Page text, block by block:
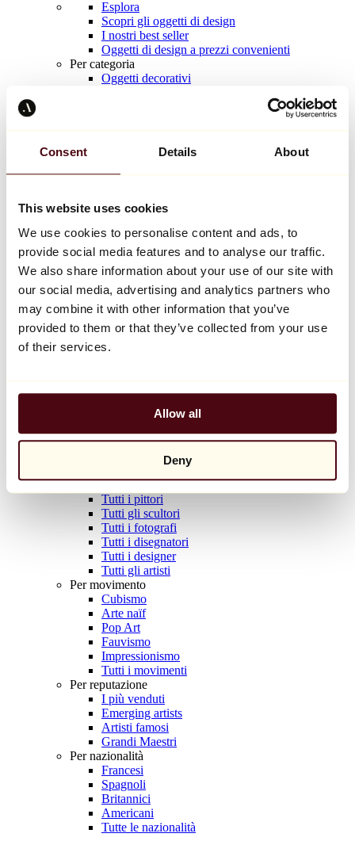
Consent Details About
This website uses cookies
We use cookies to personalise content and ads, to
provide social media features and to analyse our traffic.
We also share information about your use of our site with
our social media, advertising and analytics partners who
may combine it with other information that you’ve
provided to them or that they’ve collected from your use
of their services.
Allow all
Deny
Esplora
Scopri gli oggetti di design
I nostri best seller
Oggetti di design a prezzi convenienti
Per categoria
Oggetti decorativi
Mobili
Illuminazione
Ceramica
Richard Orlinski
Jeff Koons
Yayoi Kusama
Jean-Michel Basquiat
Tutti i designer
Opera della settimana
Jeff Koons
Scoprire
Esplora
Tutti i pittori
Tutti gli scultori
Tutti i fotografi
Tutti i disegnatori
Tutti i designer
Tutti gli artisti
Per movimento
Cubismo
Arte naïf
Pop Art
Fauvismo
Impressionismo
Tutti i movimenti
Per reputazione
I più venduti
Emerging artists
Artisti famosi
Grandi Maestri
Per nazionalità
Francesi
Spagnoli
Britannici
Americani
Tutte le nazionalità